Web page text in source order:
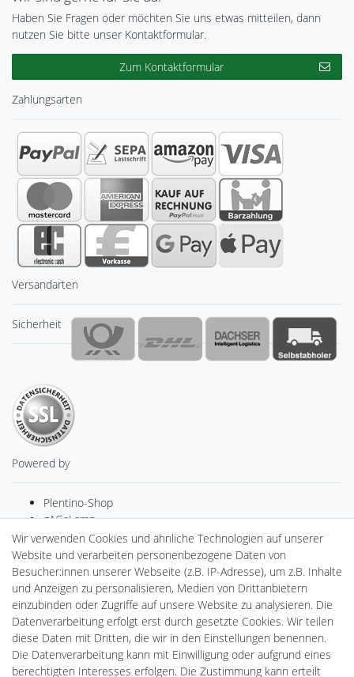
Haben Sie Fragen oder möchten Sie uns etwas mitteilen, dann
nutzen Sie bitte unser Kontaktformular.
Zum Kontaktformular
Zahlungsarten
Versandarten
Sicherheit
Powered by
Plentino-Shop
gAGaLamp
Drohnenstore24
MeinUSB
Batteriespeicher
PlentiSolar
Gebrauchtlicht
Ledkauf
DEYESOLAR
Lightech Connect
CardanLight Europe
Wir verwenden Cookies und ähnliche Technologien auf unserer
Website und verarbeiten personenbezogene Daten von
Besucher:innen unserer Webseite (z.B. IP-Adresse), um z.B. Inhalte
und Anzeigen zu personalisieren, Medien von Drittanbietern
einzubinden oder Zugriffe auf unsere Website zu analysieren. Die
Datenverarbeitung erfolgt erst durch gesetzte Cookies. Wir teilen
diese Daten mit Dritten, die wir in den Einstellungen benennen.
Die Datenverarbeitung kann mit Einwilligung oder aufgrund eines
berechtigten Interesses erfolgen. Die Zustimmung kann erteilt